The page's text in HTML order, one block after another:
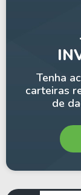
Tenha
carteiras
de